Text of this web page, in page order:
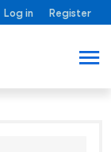
Log in Register